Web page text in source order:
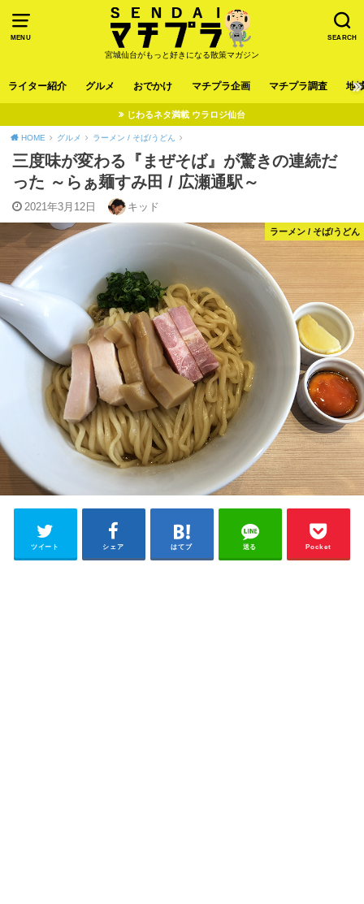
MENU SEARCH
宮城仙台がもっと好きになる散策マガジン
ライター紹介 グルメ おでかけ マチプラ企画 マチプラ調査 地
じわるネタ満載 ウラロジ仙台
HOME グルメ ラーメン / そば/うどん
三度味が変わる『まぜそば』が驚きの連続だ
った ～らぁ麺すみ田 / 広瀬通駅～
2021年3月12日 キッド
ラーメン / そば/うどん
ツイート シェア はてブ 送る Pocket